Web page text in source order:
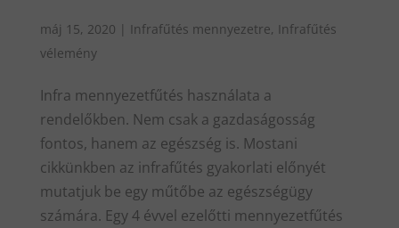
máj 15, 2020 | Infrafűtés mennyezetre, Infrafűtés
vélemény
Infra mennyezetfűtés használata a
rendelőkben. Nem csak a gazdaságosság
fontos, hanem az egészség is. Mostani
cikkünkben az infrafűtés gyakorlati előnyét
mutatjuk be egy műtőbe az egészségügy
számára. Egy 4 évvel ezelőtti mennyezetfűtés